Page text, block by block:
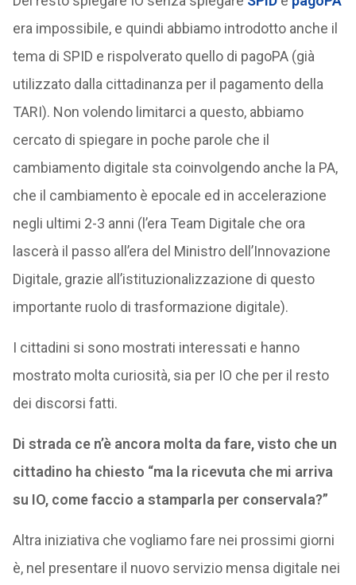
era impossibile, e quindi abbiamo introdotto anche il
tema di SPID e rispolverato quello di pagoPA (già
utilizzato dalla cittadinanza per il pagamento della
TARI). Non volendo limitarci a questo, abbiamo
cercato di spiegare in poche parole che il
cambiamento digitale sta coinvolgendo anche la PA,
che il cambiamento è epocale ed in accelerazione
negli ultimi 2-3 anni (l’era Team Digitale che ora
lascerà il passo all’era del Ministro dell’Innovazione
Digitale, grazie all’istituzionalizzazione di questo
importante ruolo di trasformazione digitale).
I cittadini si sono mostrati interessati e hanno
mostrato molta curiosità, sia per IO che per il resto
dei discorsi fatti.
Di strada ce n’è ancora molta da fare, visto che un
cittadino ha chiesto “ma la ricevuta che mi arriva
su IO, come faccio a stamparla per conservala?”
Altra iniziativa che vogliamo fare nei prossimi giorni
è, nel presentare il nuovo servizio mensa digitale nei